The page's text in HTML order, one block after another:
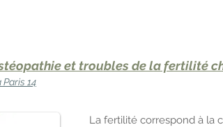
et troubles de la fertilité
Paris 14
La fertilité correspond à la